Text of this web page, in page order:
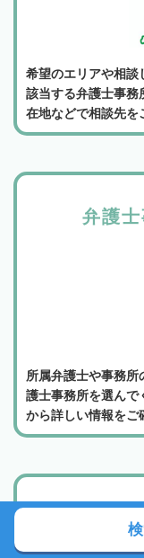
希望のエリアや相談
該当する弁護士事務
在地などで相談先を
弁護
所属弁護士や事務
護士事務所を選んで
から詳しい情報をご
電話か